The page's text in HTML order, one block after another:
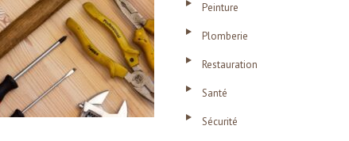
Peinture
Plomberie
Restauration
Santé
Sécurité